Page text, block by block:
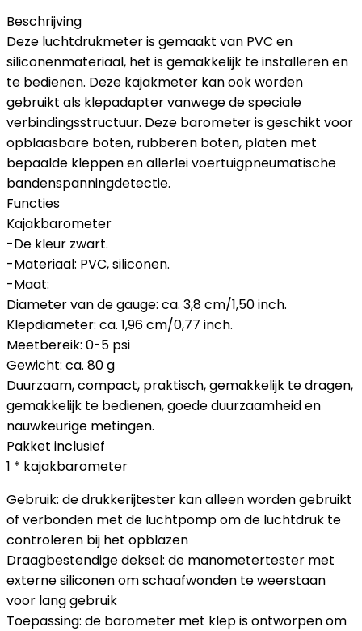
Beschrijving
Deze luchtdrukmeter is gemaakt van PVC en
siliconenmateriaal, het is gemakkelijk te installeren en
te bedienen. Deze kajakmeter kan ook worden
gebruikt als klepadapter vanwege de speciale
verbindingsstructuur. Deze barometer is geschikt voor
opblaasbare boten, rubberen boten, platen met
bepaalde kleppen en allerlei voertuigpneumatische
bandenspanningdetectie.
Functies
Kajakbarometer
-De kleur zwart.
-Materiaal: PVC, siliconen.
-Maat:
Diameter van de gauge: ca. 3,8 cm/1,50 inch.
Klepdiameter: ca. 1,96 cm/0,77 inch.
Meetbereik: 0-5 psi
Gewicht: ca. 80 g
Duurzaam, compact, praktisch, gemakkelijk te dragen,
gemakkelijk te bedienen, goede duurzaamheid en
nauwkeurige metingen.
Pakket inclusief
1 * kajakbarometer
Gebruik: de drukkerijtester kan alleen worden gebruikt
of verbonden met de luchtpomp om de luchtdruk te
controleren bij het opblazen
Draagbestendige deksel: de manometertester met
externe siliconen om schaafwonden te weerstaan ​​
voor lang gebruik
Toepassing: de barometer met klep is ontworpen om